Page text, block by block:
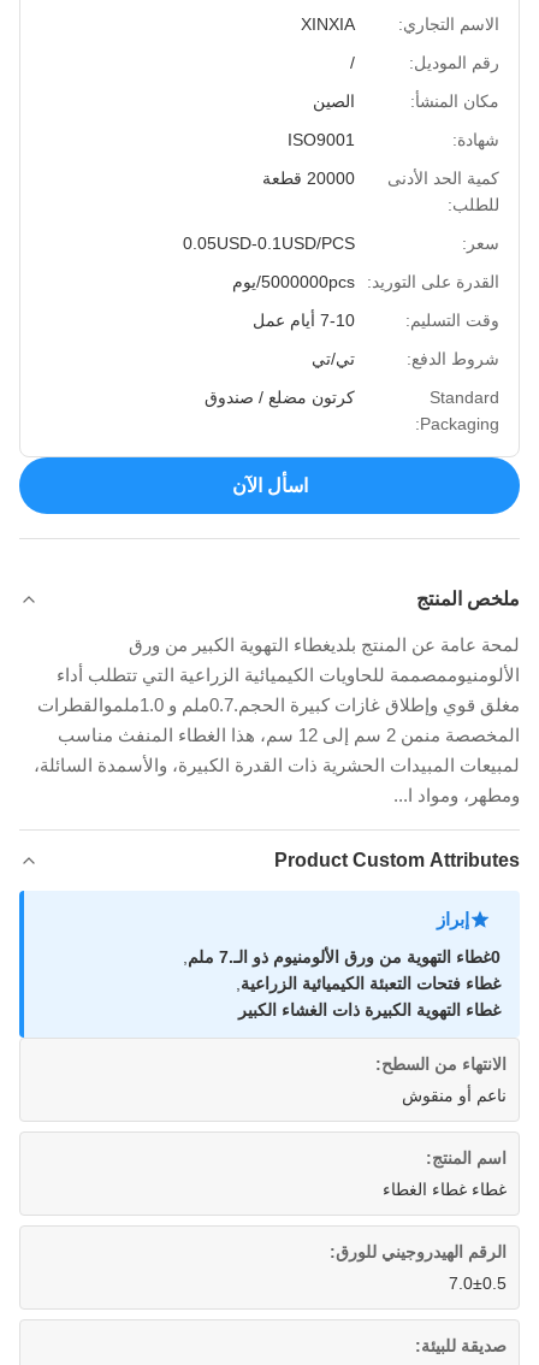
الاسم التجاري:
XINXIA
رقم الموديل:
/
مكان المنشأ:
الصين
شهادة:
ISO9001
كمية الحد الأدنى
للطلب:
20000 قطعة
سعر:
0.05USD-0.1USD/PCS
القدرة على التوريد:
5000000pcs/يوم
وقت التسليم:
7-10 أيام عمل
شروط الدفع:
تي/تي
Standard
Packaging:
كرتون مضلع / صندوق
اسأل الآن
ملخص المنتج
لمحة عامة عن المنتج بلديغطاء التهوية الكبير من ورق
الألومنيوممصممة للحاويات الكيميائية الزراعية التي تتطلب أداء
مغلق قوي وإطلاق غازات كبيرة الحجم.0.7ملم و 1.0ملموالقطرات
المخصصة منمن 2 سم إلى 12 سم، هذا الغطاء المنفث مناسب
لمبيعات المبيدات الحشرية ذات القدرة الكبيرة، والأسمدة السائلة،
ومطهر، ومواد ا...
Product Custom Attributes
إبراز
0غطاء التهوية من ورق الألومنيوم ذو الـ.7 ملم
,
غطاء فتحات التعبئة الكيميائية الزراعية,
غطاء التهوية الكبيرة ذات الغشاء الكبير
الانتهاء من السطح:
ناعم أو منقوش
اسم المنتج:
غطاء غطاء الغطاء
الرقم الهيدروجيني للورق:
7.0±0.5
صديقة للبيئة: